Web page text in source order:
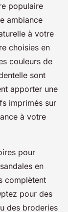
populaire
ambiance
à votre
choisies en
couleurs de
sont
apporter une
imprimés sur
à votre
pour
en
complètent
pour des
des broderies